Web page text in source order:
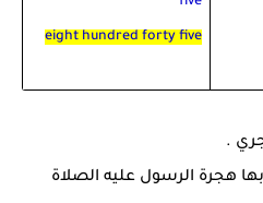
eight hundred forty five
.
هجرة الرسول عليه الصلاة